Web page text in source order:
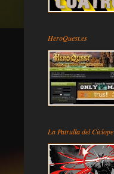
HeroQuest.es
La Patrulla del Cíclope